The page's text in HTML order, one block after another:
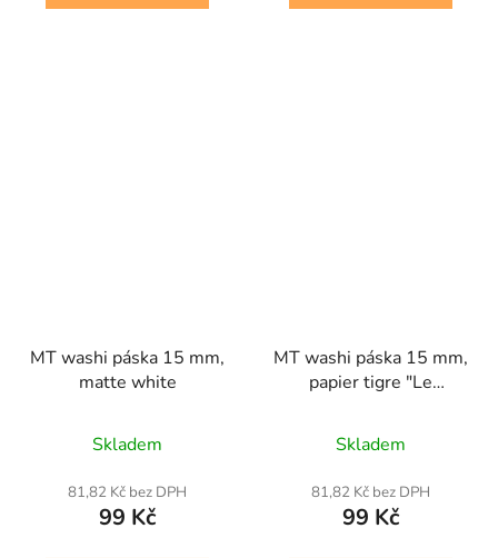
MT washi páska 15 mm,
matte white
Skladem
81,82 Kč bez DPH
99 Kč
MT washi páska 15 mm,
papier tigre "Le
Skladem
81,82 Kč bez DPH
99 Kč